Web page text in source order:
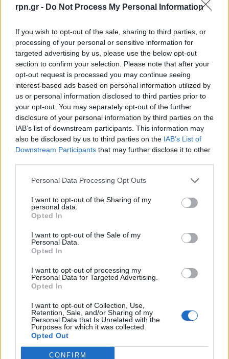
rpn.gr - Do Not Process My Personal Information
If you wish to opt-out of the sale, sharing to third parties, or
processing of your personal or sensitive information for
targeted advertising by us, please use the below opt-out
section to confirm your selection. Please note that after your
opt-out request is processed you may continue seeing
interest-based ads based on personal information utilized by
us or personal information disclosed to third parties prior to
your opt-out. You may separately opt-out of the further
disclosure of your personal information by third parties on the
IAB’s list of downstream participants. This information may
also be disclosed by us to third parties on the IAB’s List of
Downstream Participants that may further disclose it to other
Personal Data Processing Opt Outs
I want to opt-out of the Sharing of my
personal data.
Opted In
I want to opt-out of the Sale of my
Personal Data.
Opted In
I want to opt-out of processing my
Personal Data for Targeted Advertising.
Opted In
I want to opt-out of Collection, Use,
Retention, Sale, and/or Sharing of my
Personal Data that Is Unrelated with the
Purposes for which it was collected.
Opted Out
CONFIRM